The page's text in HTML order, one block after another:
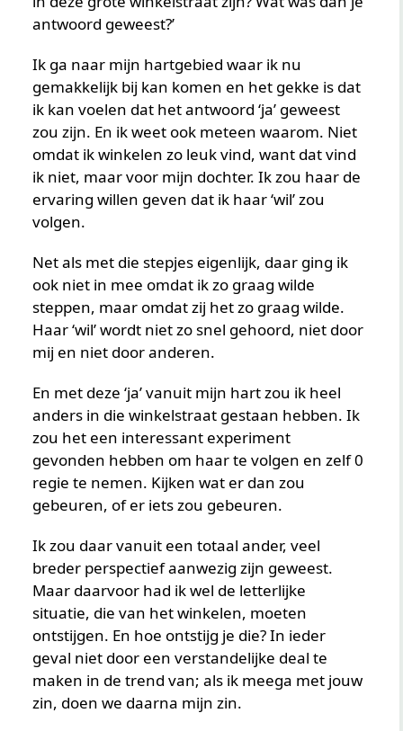
antwoord geweest?’
Ik ga naar mijn hartgebied waar ik nu
gemakkelijk bij kan komen en het gekke is dat
ik kan voelen dat het antwoord ‘ja’ geweest
zou zijn. En ik weet ook meteen waarom. Niet
omdat ik winkelen zo leuk vind, want dat vind
ik niet, maar voor mijn dochter. Ik zou haar de
ervaring willen geven dat ik haar ‘wil’ zou
volgen.
Net als met die stepjes eigenlijk, daar ging ik
ook niet in mee omdat ik zo graag wilde
steppen, maar omdat zij het zo graag wilde.
Haar ‘wil’ wordt niet zo snel gehoord, niet door
mij en niet door anderen.
En met deze ‘ja’ vanuit mijn hart zou ik heel
anders in die winkelstraat gestaan hebben. Ik
zou het een interessant experiment
gevonden hebben om haar te volgen en zelf 0
regie te nemen. Kijken wat er dan zou
gebeuren, of er iets zou gebeuren.
Ik zou daar vanuit een totaal ander, veel
breder perspectief aanwezig zijn geweest.
Maar daarvoor had ik wel de letterlijke
situatie, die van het winkelen, moeten
ontstijgen. En hoe ontstijg je die? In ieder
geval niet door een verstandelijke deal te
maken in de trend van; als ik meega met jouw
zin, doen we daarna mijn zin.